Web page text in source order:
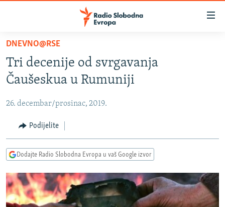
Pređite
glavni
sadržaj
na
navigaciju
Pređite
na
VIJESTI
BOSNA I HERCEGOVINA
KOSOVO
CRNA GORA
VIDEO
FOTOGALERIJE
INFOGRAFIKE
PODCASTI
RAT U UKRAJINI
KINA NA BALKANU
DNEVNO@RSE
Tri decenije od svrgavanja
Čaušeskua u Rumuniji
26. decembar/prosinac, 2019.
Podijelite
Dodajte Radio Slobodna Evropa u vaš Google izvor